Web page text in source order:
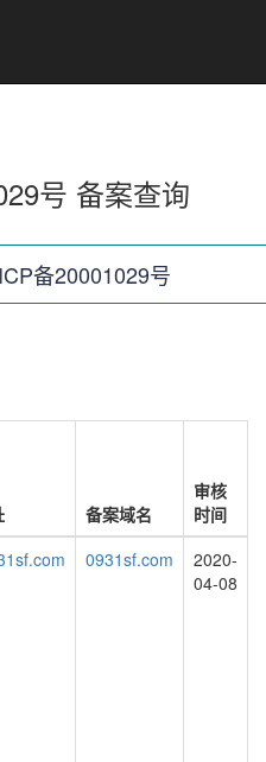
号 备案查询
备案域名
审核
时间
0931sf.com
2020-
04-08